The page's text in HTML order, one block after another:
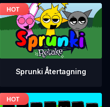
Sprunki Återtagning